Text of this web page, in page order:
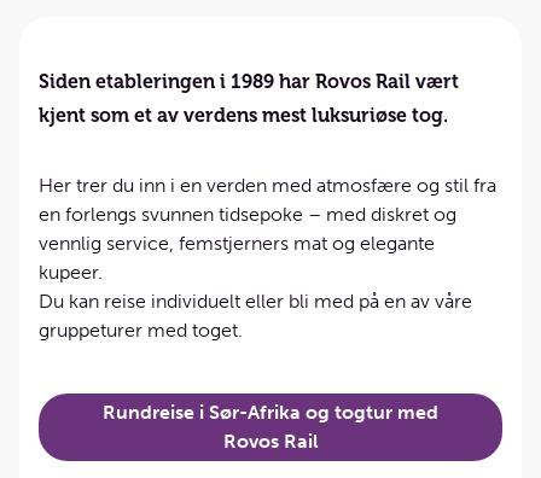
Siden etableringen i 1989 har Rovos Rail vært
kjent som et av verdens mest luksuriøse tog.
Her trer du inn i en verden med atmosfære og stil fra
en forlengs svunnen tidsepoke – med diskret og
vennlig service, femstjerners mat og elegante
kupeer.
Du kan reise individuelt eller bli med på en av våre
gruppeturer med toget.
Rundreise i Sør-Afrika og togtur med
Rovos Rail